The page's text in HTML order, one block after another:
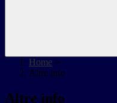
Home >
Altre info
Altre info